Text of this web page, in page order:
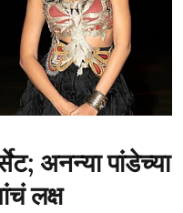
अनन्या पांडेच्या
लक्ष